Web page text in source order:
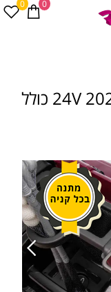
0 0
ממונעים לילדים- רכב גולף 24V 2026 כולל